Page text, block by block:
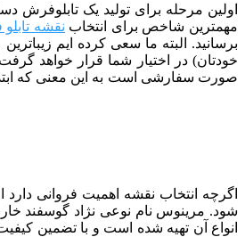
اولین مرحله برای تولید یک تابلوفرش
مهمترین شاخص برای انتخاب نقشه
برسانید. البته ما سعی کرده ایم
خودتان) در اختیار شما قرار خواهد
صورت سفارشی است به این معنی که ابتدا
اگرچه انتخاب نقشه اهمیت فروانی
شود. مرینوس نام نوعی نژاد گوسفند
انواع آن تهیه شده است و با تضمین